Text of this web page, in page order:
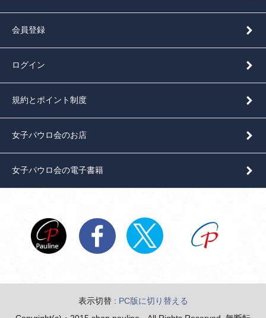
会員登録
ログイン
規約とポイント制度
女子パウロ会のお店
女子パウロ会の電子書籍
表示切替 : PC版に切り替える